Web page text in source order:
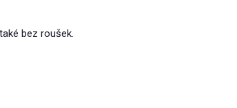
bez roušek.